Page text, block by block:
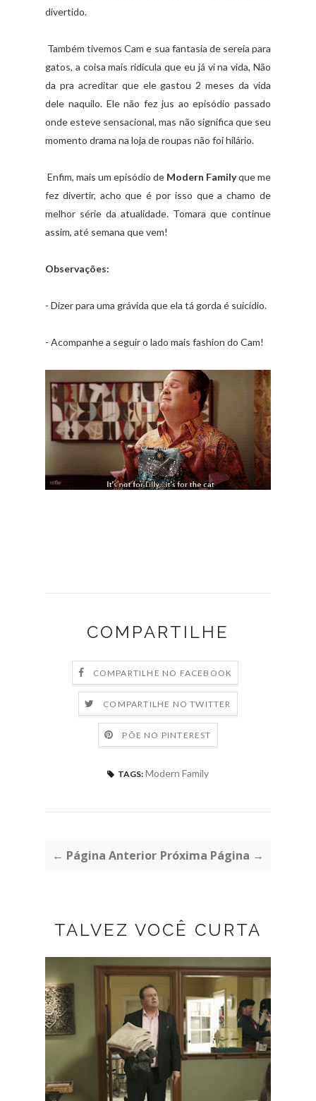
divertido.
Também tivemos Cam e sua fantasia de sereia para
gatos, a coisa mais ridícula que eu já vi na vida, Não
da pra acreditar que ele gastou 2 meses da vida
dele naquilo. Ele não fez jus ao episódio passado
onde esteve sensacional, mas não significa que seu
momento drama na loja de roupas não foi hilário.
Enfim, mais um episódio de Modern Familyque me
fez divertir, acho que é por isso que a chamo de
melhor série da atualidade. Tomara que continue
assim, até semana que vem!
Observações:
- Dizer para uma grávida que ela tá gorda é suicídio.
- Acompanhe a seguir o lado mais fashion do Cam!
COMPARTILHE
COMPARTILHE NO FACEBOOK
COMPARTILHE NO TWITTER
PÕE NO PINTEREST
TAGS: Modern Family
← Página Anterior Próxima Página →
TALVEZ VOCÊ CURTA